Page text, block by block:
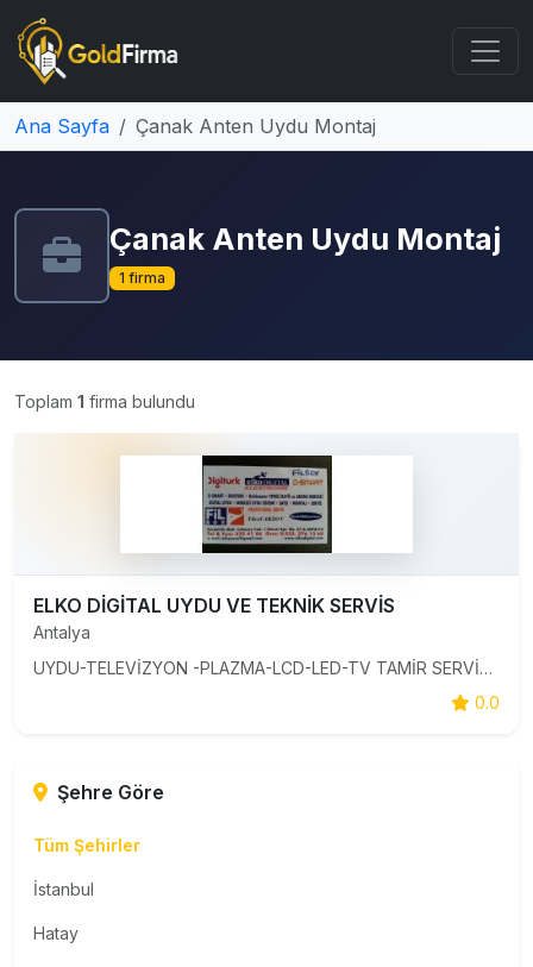
Ana Sayfa Çanak Anten Uydu Montaj
Çanak Anten Uydu Montaj
1 firma
Toplam 1 firma bulundu
ELKO DİGİTAL UYDU VE TEKNİK SERVİS
Antalya
UYDU-TELEVİZYON -PLAZMA-LCD-LED-TV TAMİR SERVİSİ Firmamız 1991 yılından beri elektronik sektöründe siz değerli müşterilerimize hizmet vermektedir.Alanında deneyimli ekibiyle Antalya nın her bölgesine servis hizmetimiz vardır. Firmamız Filbox-Goldmaster-D-smart-Digiturk-Nextstar-Redlıne-South
0.0
Şehre Göre
Tüm Şehirler
İstanbul
Hatay